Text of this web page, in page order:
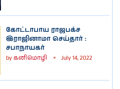
கோட்டாபாய ராஜபக்ச
இராஜினாமா செய்தார் :
சபாநாயகர்
byகனிமொழி July 14, 2022